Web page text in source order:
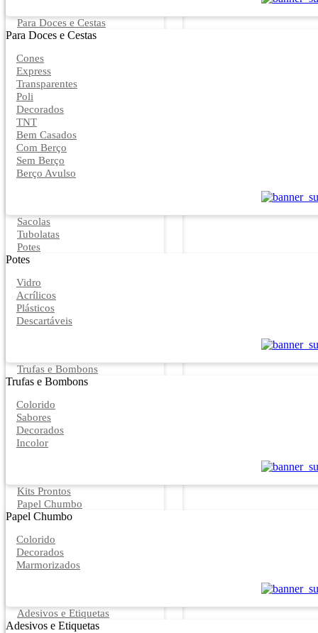
Para Doces e Cestas
Para Doces e Cestas
Cones
Express
Transparentes
Poli
Decorados
TNT
Bem Casados
Com Berço
Sem Berço
Berço Avulso
Sacolas
Tubolatas
Potes
Potes
Vidro
Acrílicos
Plásticos
Descartáveis
Trufas e Bombons
Trufas e Bombons
Colorido
Sabores
Decorados
Incolor
Kits Prontos
Papel Chumbo
Papel Chumbo
Colorido
Decorados
Marmorizados
Adesivos e Etiquetas
Adesivos e Etiquetas